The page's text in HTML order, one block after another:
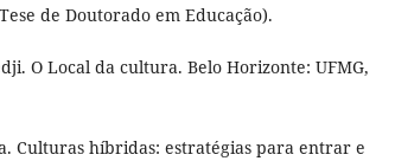
de Doutorado em Educação).
O Local da cultura. Belo Horizonte: UFMG,
Culturas híbridas: estratégias para entrar e